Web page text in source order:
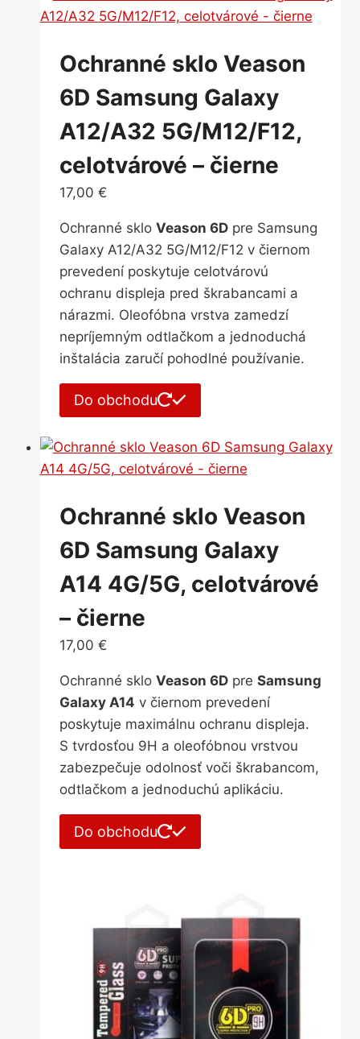
Ochranné sklo Veason
6D Samsung Galaxy
A12/A32 5G/M12/F12,
celotvárové – čierne
17,00 €
Ochranné sklo Veason 6Dpre Samsung
Galaxy A12/A32 5G/M12/F12 v čiernom
prevedení poskytuje celotvárovú
ochranu displeja pred škrabancami a
nárazmi. Oleofóbna vrstva zamedzí
nepríjemným odtlačkom a jednoduchá
inštalácia zaručí pohodlné používanie.
Do obchodu
Ochranné sklo Veason
6D Samsung Galaxy
A14 4G/5G, celotvárové
– čierne
17,00 €
Ochranné sklo Veason 6Dpre Samsung
Galaxy A14 v čiernom prevedení
poskytuje maximálnu ochranu displeja.
S tvrdosťou 9H a oleofóbnou vrstvou
zabezpečuje odolnosť voči škrabancom,
odtlačkom a jednoduchú aplikáciu.
Do obchodu